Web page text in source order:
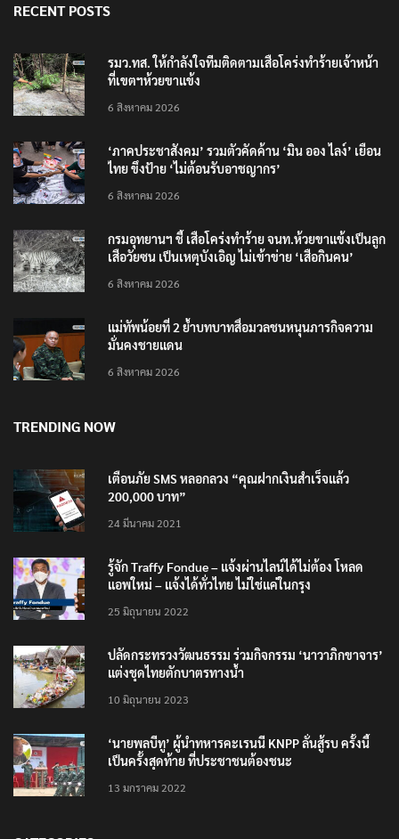
RECENT POSTS
รมว.ทส. ให้กำลังใจทีมติดตามเสือโคร่งทำร้ายเจ้าหน้า
ที่เขตฯห้วยขาแข้ง
6 สิงหาคม 2026
‘ภาคประชาสังคม’ รวมตัวคัดค้าน ‘มิน ออง ไลง์’ เยือน
ไทย ขึงป้าย ‘ไม่ต้อนรับอาชญากร’
6 สิงหาคม 2026
กรมอุทยานฯ ชี้ เสือโคร่งทำร้าย จนท.ห้วยขาแข้งเป็นลูก
เสือวัยซน เป็นเหตุบังเอิญ ไม่เข้าข่าย ‘เสือกินคน’
6 สิงหาคม 2026
แม่ทัพน้อยที่ 2 ย้ำบทบาทสื่อมวลชนหนุนภารกิจความ
มั่นคงชายแดน
6 สิงหาคม 2026
TRENDING NOW
เตือนภัย SMS หลอกลวง “คุณฝากเงินสำเร็จแล้ว
200,000 บาท”
24 มีนาคม 2021
รู้จัก Traffy Fondue – แจ้งผ่านไลน์ได้ไม่ต้อง โหลด
แอพใหม่ – แจ้งได้ทั่วไทย ไม่ใช่แค่ในกรุง
25 มิถุนายน 2022
ปลัดกระทรวงวัฒนธรรม ร่วมกิจกรรม ‘นาวาภิกขาจาร’
แต่งชุดไทยตักบาตรทางน้ำ
10 มิถุนายน 2023
‘นายพลบีทู’ ผู้นำทหารคะเรนนี KNPP ลั่นสู้รบ ครั้งนี้
เป็นครั้งสุดท้าย ที่ประชาชนต้องชนะ
13 มกราคม 2022